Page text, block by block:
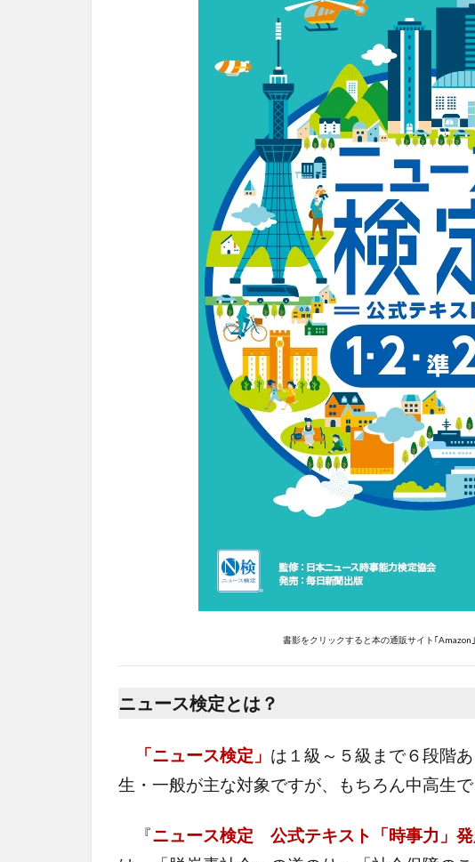
書影をクリックすると本の通販サイト｢Amazon
ニュース検定とは？
「ニュース検定」 は１級～５級まで６段階
生・一般が主な対象ですが、もちろん中高生で
『ニュース検定 公式テキスト「時事力」発